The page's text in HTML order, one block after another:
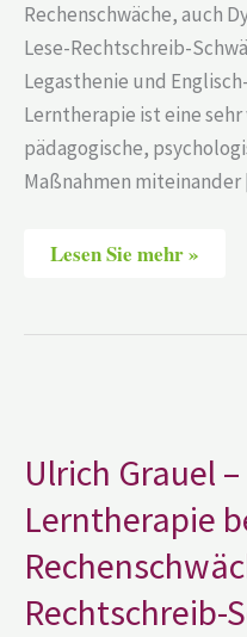
Rechenschwäche, auch
Lese-Rechtschreib-
Legasthenie und
Lerntherapie ist eine
pädagogische,
Maßnahmen
Lesen Sie mehr »
Ulrich Grauel
Lerntherapie
Rechtschreib-
Online-
Lerntherapie
Rechenschwäche
und
Lese-
Rechtschreib-
Schwäche